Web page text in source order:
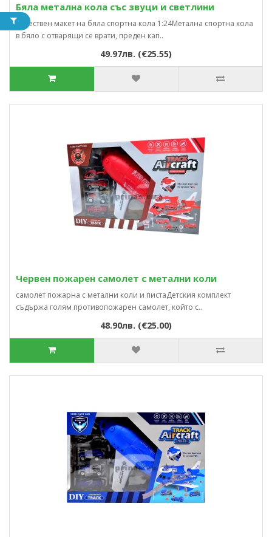
Бяла метална кола със звуци и светлини
Качествен макет на бяла спортна кола 1:24Метална спортна кола
в бяло с отварящи се врати, преден кап..
49.97лв. (€25.55)
Червен пожарен самолет с метални коли
самолет пожарна с метални коли и пистаДетския комплект
съдържа голям противопожарен самолет, който с..
48.90лв. (€25.00)